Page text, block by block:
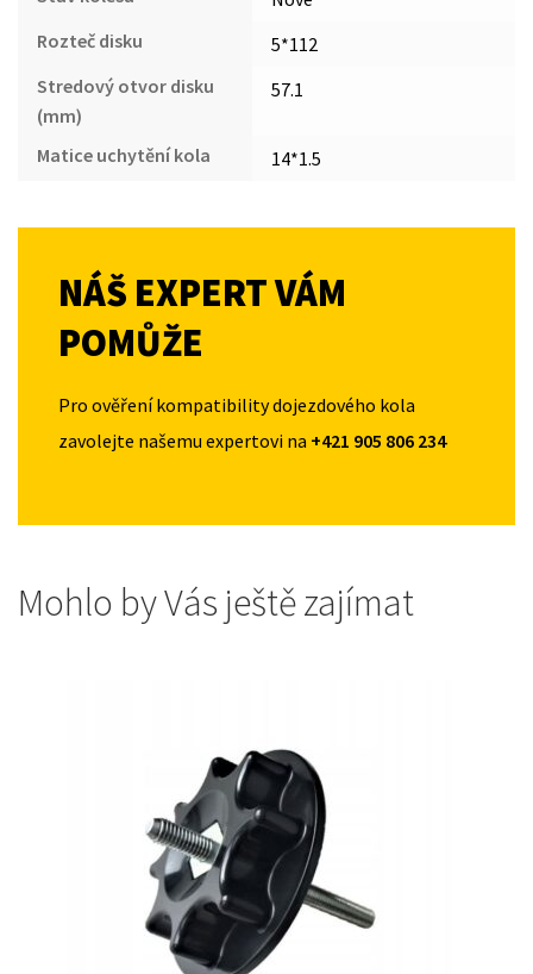
Rozteč disku
5*112
Stredový otvor disku
(mm)
57.1
Matice uchytění kola 14*1.5
NÁŠ EXPERT VÁM
POMŮŽE
Pro ověření kompatibility dojezdového kola
zavolejte našemu expertovi na +421 905 806 234
Mohlo by Vás ještě zajímat